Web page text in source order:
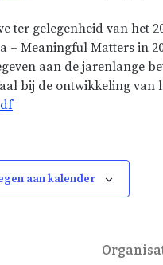
ter gelegenheid van het
– Meaningful Matters in
aan de jarenlange
bij de ontwikkeling van
aan kalender